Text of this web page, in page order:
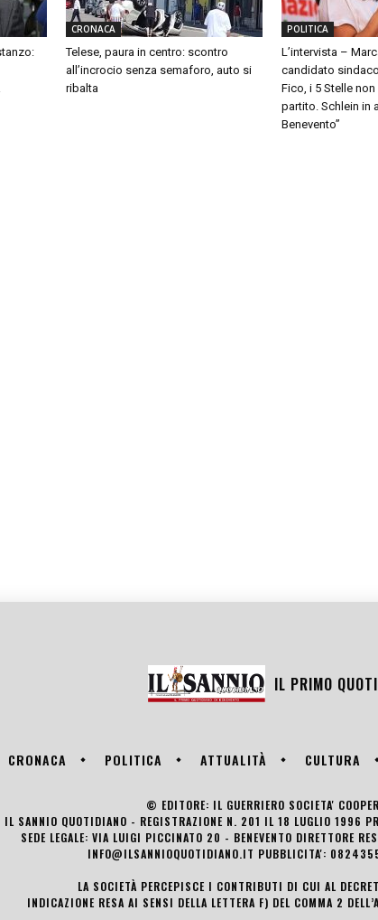
CRONACA
Telese, paura in centro: scontro
all’incrocio senza semaforo, auto si
ribalta
POLITICA
L’intervista –
candidato
Fico, i 5 Stelle
partito. Schlein in
Benevento”
IL PRIMO
CRONACA POLITICA ATTUALITÀ CULTURA
© EDITORE: IL GUERRIERO SOCIETA'
IL SANNIO QUOTIDIANO - REGISTRAZIONE N. 201 IL 18 LUGLIO 1996
SEDE LEGALE: VIA LUIGI PICCINATO 20 - BENEVENTO DIRETTORE
INFO@ILSANNIOQUOTIDIANO.IT PUBBLICITA':
LA SOCIETÀ PERCEPISCE I CONTRIBUTI DI CUI AL
INDICAZIONE RESA AI SENSI DELLA LETTERA F) DEL COMMA 2